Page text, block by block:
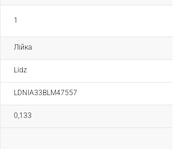
1
Лійка
Lidz
LDNIA33BLM47557
0,133